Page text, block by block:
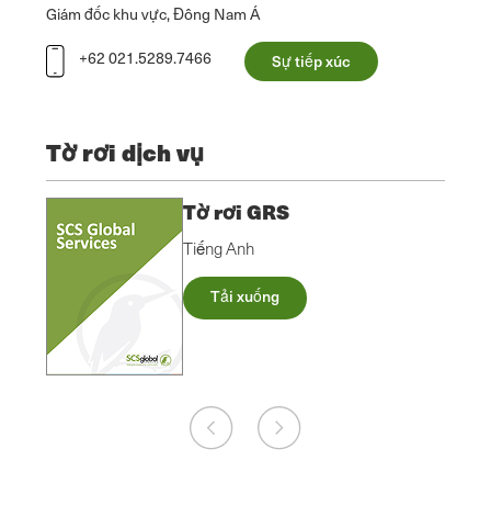
Giám đốc khu vực, Đông Nam Á
+62 021.5289.7466
Sự tiếp xúc
Tờ rơi dịch vụ
Tờ rơi GRS
Tiếng Anh
Tải xuống